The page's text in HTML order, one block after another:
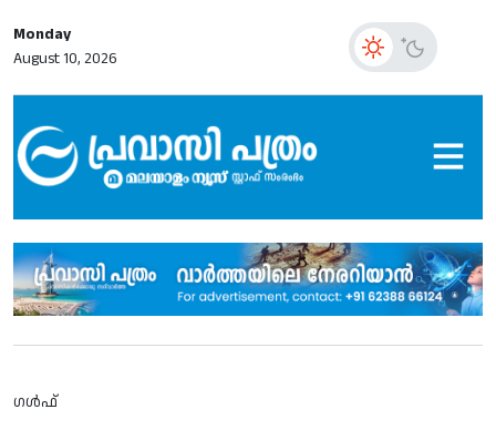
Monday
August 10, 2026
ഗൾഫ്